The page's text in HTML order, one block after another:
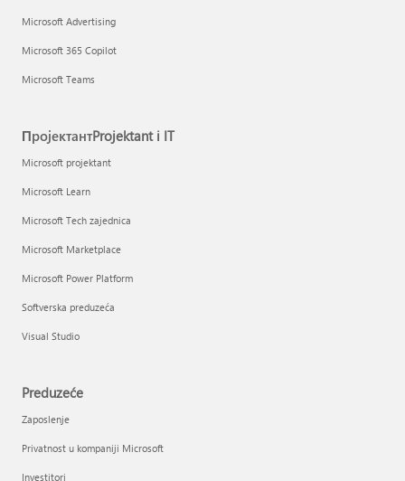
Microsoft Advertising
Microsoft 365 Copilot
Microsoft Teams
ПројектантProjektant i IT
Microsoft projektant
Microsoft Learn
Microsoft Tech zajednica
Microsoft Marketplace
Microsoft Power Platform
Softverska preduzeća
Visual Studio
Preduzeće
Zaposlenje
Privatnost u kompaniji Microsoft
Investitori